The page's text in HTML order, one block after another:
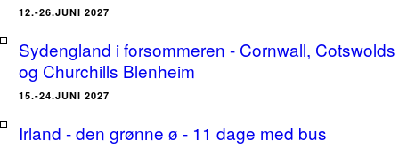
12.-26.JUNI 2027
Sydengland i forsommeren - Cornwall, Cotswolds
og Churchills Blenheim
15.-24.JUNI 2027
Irland - den grønne ø - 11 dage med bus